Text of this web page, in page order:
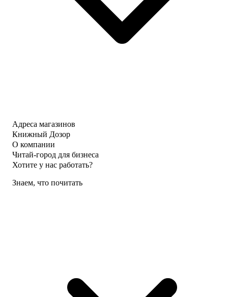
Адреса магазинов
Книжный Дозор
О компании
Читай-город для бизнеса
Хотите у нас работать?
Знаем, что почитать